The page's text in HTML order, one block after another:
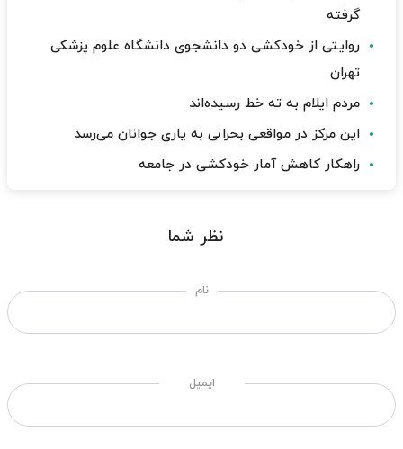
گرفته
روایتی از خودکشی دو دانشجوی دانشگاه علوم پزشکی
تهران
مردم ایلام به ته خط رسیده‌اند
این مرکز در مواقعی بحرانی به یاری جوانان می‌رسد
راهکار کاهش آمار خودکشی در جامعه
نظر شما
نام
ایمیل